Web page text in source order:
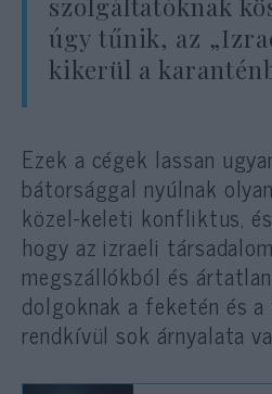
szolgáltatóknak
úgy tűnik, az
kikerül a
Ezek a cégek lassan
bátorsággal nyúlnak
közel-keleti konfliktus,
hogy az izraeli
megszállókból és
dolgoknak a feketén és
rendkívül sok árnyalata